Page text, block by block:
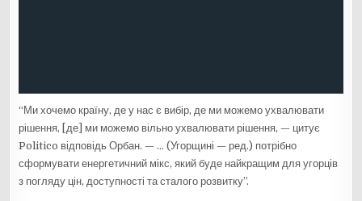
“Ми хочемо країну, де у нас є вибір, де ми можемо ухвалювати
рішення, [де] ми можемо вільно ухвалювати рішення, — цитує
Politico відповідь Орбан. — … (Угорщині — ред.) потрібно
сформувати енергетичний мікс, який буде найкращим для угорців
з погляду цін, доступності та сталого розвитку”.